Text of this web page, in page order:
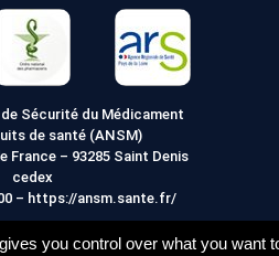
Sécurité du Médicament
de santé (ANSM)
France – 93285 Saint Denis
cedex
– https://ansm.sante.fr/
you control over what you want